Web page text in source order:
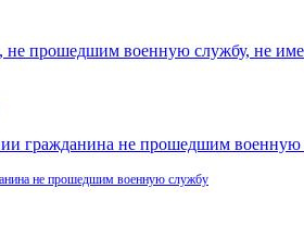
не прошедшим военную службу, не
гражданина не прошедшим военную
не прошедшим военную службу